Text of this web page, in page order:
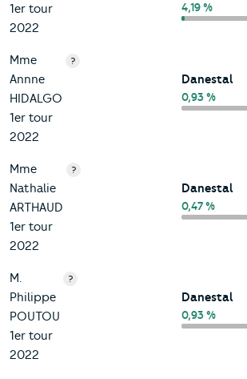
1er tour
2022
4,19 %
Mme
Annne
HIDALGO
1er tour
2022
?
Danestal
0,93 %
Mme
Nathalie
ARTHAUD
1er tour
2022
?
Danestal
0,47 %
M.
Philippe
POUTOU
1er tour
2022
?
Danestal
0,93 %